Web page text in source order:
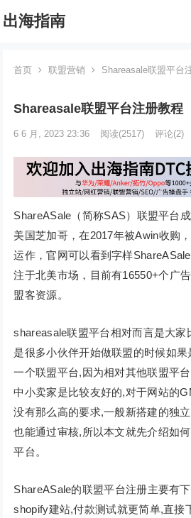
出海指南
首页 联盟营销 Shareasale联盟平台
Shareasale联盟平台注册教程
6 6 月, 2023 23:36 阅读(2517) 评论(2)
ShareASale（简称SAS）联盟平台
美国芝加哥，在2017年被Awin收购
运作，官网可以看到字样
注于北美市场，目前有16550+个广
盟客资源。
shareasale联盟平台相对而言是大家
是很多小伙伴开始做联盟的时候如
一个联盟平台,因为相对其他联盟平
中小卖家是比较友好的,对于网站的
没有那么高的要求,一般新搭建的独
也能通过审核,所以本文就先介绍如
平台。
ShareASale的联盟平台注册主要有
shopify建站,付款测试就更简单,直接